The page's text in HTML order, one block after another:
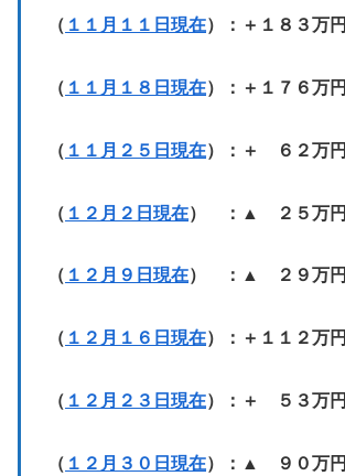
（ １１月１１日現在）：＋１８３万円
（ １１月１８日現在）：＋１７６万円
（ １１月２５日現在）：＋ ６２万円
（ １２月２日現在） ：▲ ２５万円
（ １２月９日現在） ：▲ ２９万円
（ １２月１６日現在）：＋１１２万円
（ １２月２３日現在）：＋ ５３万円
（ １２月３０日現在）：▲ ９０万円